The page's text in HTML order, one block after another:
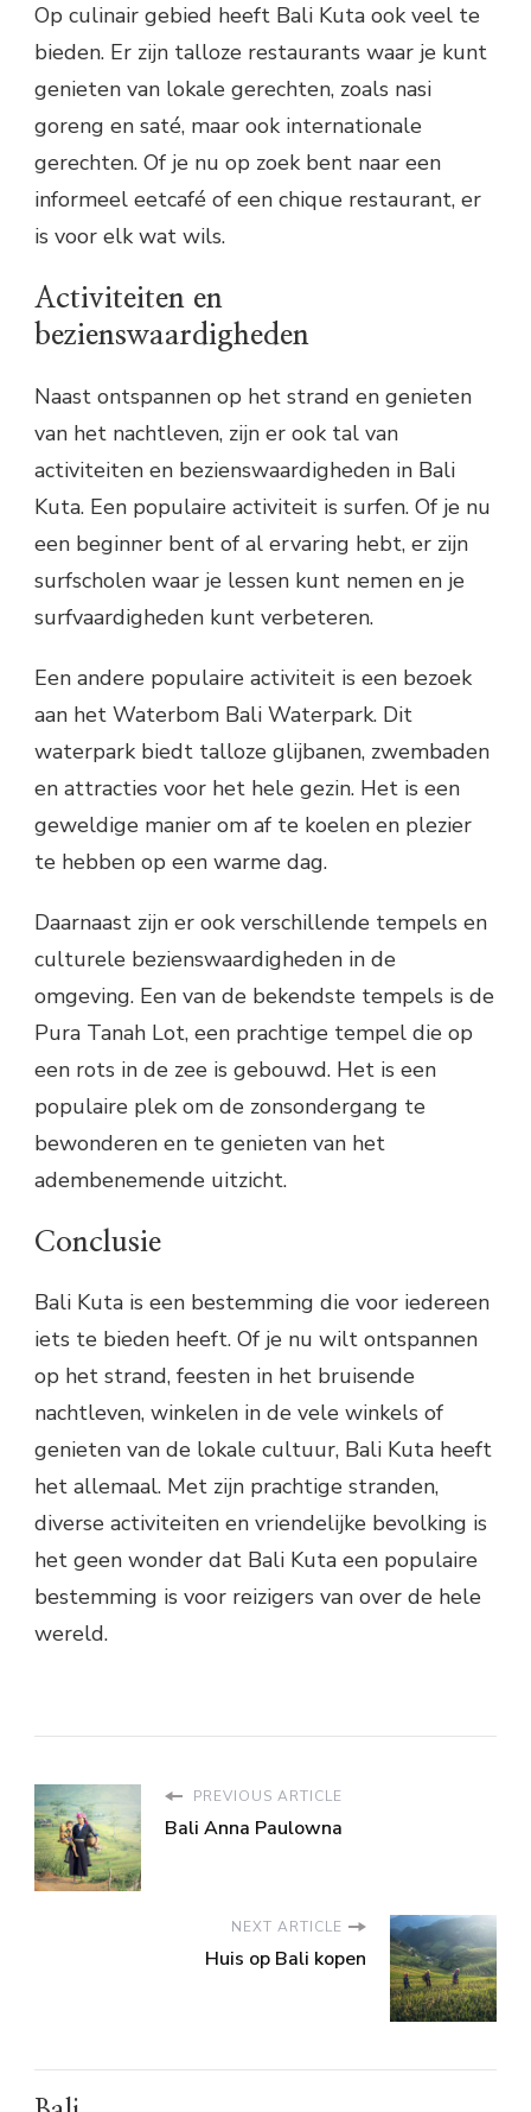
Op culinair gebied heeft Bali Kuta ook veel te
bieden. Er zijn talloze restaurants waar je kunt
genieten van lokale gerechten, zoals nasi
goreng en saté, maar ook internationale
gerechten. Of je nu op zoek bent naar een
informeel eetcafé of een chique restaurant, er
is voor elk wat wils.
Activiteiten en
bezienswaardigheden
Naast ontspannen op het strand en genieten
van het nachtleven, zijn er ook tal van
activiteiten en bezienswaardigheden in Bali
Kuta. Een populaire activiteit is surfen. Of je nu
een beginner bent of al ervaring hebt, er zijn
surfscholen waar je lessen kunt nemen en je
surfvaardigheden kunt verbeteren.
Een andere populaire activiteit is een bezoek
aan het Waterbom Bali Waterpark. Dit
waterpark biedt talloze glijbanen, zwembaden
en attracties voor het hele gezin. Het is een
geweldige manier om af te koelen en plezier
te hebben op een warme dag.
Daarnaast zijn er ook verschillende tempels en
culturele bezienswaardigheden in de
omgeving. Een van de bekendste tempels is de
Pura Tanah Lot, een prachtige tempel die op
een rots in de zee is gebouwd. Het is een
populaire plek om de zonsondergang te
bewonderen en te genieten van het
adembenemende uitzicht.
Conclusie
Bali Kuta is een bestemming die voor iedereen
iets te bieden heeft. Of je nu wilt ontspannen
op het strand, feesten in het bruisende
nachtleven, winkelen in de vele winkels of
genieten van de lokale cultuur, Bali Kuta heeft
het allemaal. Met zijn prachtige stranden,
diverse activiteiten en vriendelijke bevolking is
het geen wonder dat Bali Kuta een populaire
bestemming is voor reizigers van over de hele
wereld.
PREVIOUS ARTICLE
Bali Anna Paulowna
NEXT ARTICLE
Huis op Bali kopen